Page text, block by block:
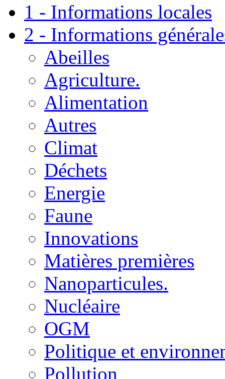
1 - Informations locales
2 - Informations
Abeilles
Agriculture.
Alimentation
Autres
Climat
Déchets
Energie
Faune
Innovations
Matières premières
Nanoparticules.
Nucléaire
OGM
Politique et
Pollution